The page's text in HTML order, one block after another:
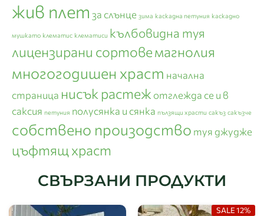
жив плет за слънце зима каскадна петуния каскадно
мушкато клематис клематиси кълбовидна туя
лицензирани сортовемагнолия
многогодишен храст начална
страница нисък растеж отглежда се и в
саксия петуния полусянка и сянка пълзящи храсти сакъз сакъзче
собствено произодство туя джудже
цъфтящ храст
СВЪРЗАНИ ПРОДУКТИ
SALE 12%